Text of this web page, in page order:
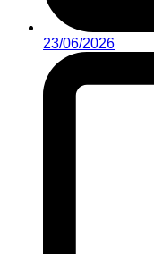
23/06/2026